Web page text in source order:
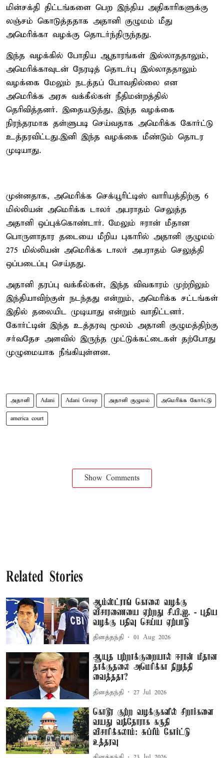
மின்சக்தி திட்டங்களை பெற இந்திய அதிகாரிகளுக்கு
லஞ்சம் கொடுத்ததாக அதானி குழுமம் மீது
அமெரிக்கா வழக்கு தொடர்ந்திருந்தது.
இந்த வழக்கில் போதிய ஆதாரங்கள் இல்லாததாலும்,
அமெரிக்காவுடன் நேரடித் தொடர்பு இல்லாததாலும்
வழக்கை மேலும் நடத்தப் போவதில்லை என
அமெரிக்க அரசு வக்கீல்கள் நீதிமன்றத்தில்
தெரிவித்தனர். இதையடுத்து, இந்த வழக்கை
நிரந்தரமாக தள்ளுபடி செய்வதாக அமெரிக்க கோர்ட்டு
உத்தரவிட்டது.இனி இந்த வழக்கை மீண்டும் தொடர
முடியாது.
முன்னதாக, அமெரிக்க செக்யூரிட்டிஸ் வாரியத்திற்கு 6
மில்லியன் அமெரிக்க டாலர் அபராதம் செலுத்த
அதானி ஒப்புக்கொண்டார். மேலும் ஈரான் மீதான
பொருளாதார தடையை மீறிய புகாரில் அதானி குழுமம்
275 மில்லியன் அமெரிக்க டாலர் அபராதம் செலுத்தி
ஒப்படைப்பு செய்தது.
அதானி தரப்பு வக்கீல்கள், இந்த விவகாரம் முற்றிலும்
இந்தியாவிற்குள் நடந்தது என்றும், அமெரிக்க சட்டங்கள்
இதில் தலையிட முடியாது என்றும் வாதிட்டனர்.
கோர்ட்டின் இந்த உத்தரவு மூலம் அதானி குழுமத்திற்கு
சர்வதேச அளவில் இருந்த முட்டுக்கட்டைகள் தற்போது
முழுமையாக நீங்கியுள்ளன.
அதானி Adani Adani Group அதானி குழுமம் அமெரிக்க கோர்ட்டு
america court
Show Comments
Related Stories
ஆம்ஸ்ட்ராங் கொலை வழக்கு
விசாரணையை ஏற்றது சி.பி.ஐ. - புதிய
வழக்கு பதிவு செய்ய ஏற்பாடு
தினத்தந்தி 01 Aug 2026
ஆயுத பற்றாக்குறையால் ஈரான் மீதான
தாக்குதலை அமெரிக்கா நிறுத்தி
வைத்ததா?
தினத்தந்தி 27 Jul 2026
கொடூர குற்ற வழக்குகளில் சிறார்களை
வயது வந்தோராக கருதி
விசாரிக்கலாம்: சுப்ரீம் கோர்ட்டு
உத்தரவு